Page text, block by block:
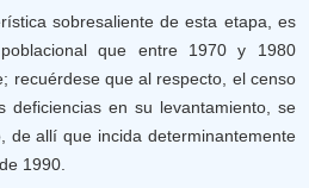
sobresaliente de esta etapa, es
que entre 1970 y 1980
recuérdese que al respecto, el censo
deficiencias en su levantamiento, se
de allí que incida determinantemente
1990.